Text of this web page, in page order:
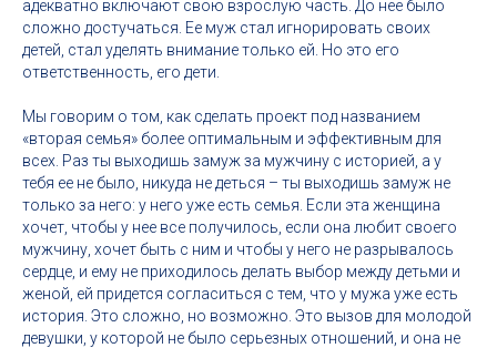
адекватно включают свою взрослую часть. До нее было
сложно достучаться. Ее муж стал игнорировать своих
детей, стал уделять внимание только ей. Но это его
ответственность, его дети.
Мы говорим о том, как сделать проект под названием
«вторая семья» более оптимальным и эффективным для
всех. Раз ты выходишь замуж за мужчину с историей, а у
тебя ее не было, никуда не деться – ты выходишь замуж не
только за него: у него уже есть семья. Если эта женщина
хочет, чтобы у нее все получилось, если она любит своего
мужчину, хочет быть с ним и чтобы у него не разрывалось
сердце, и ему не приходилось делать выбор между детьми и
женой, ей придется согласиться с тем, что у мужа уже есть
история. Это сложно, но возможно. Это вызов для молодой
девушки, у которой не было серьезных отношений, и она не